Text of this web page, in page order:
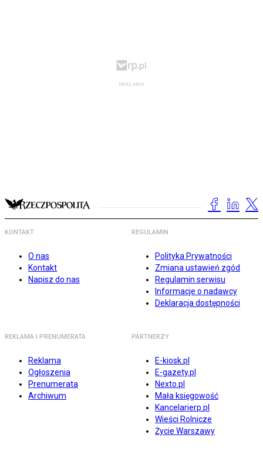
KONTAKT
O nas
Kontakt
Napisz do nas
REGULAMIN
Polityka Prywatności
Zmiana ustawień zgód
Regulamin serwisu
Informacje o nadawcy
Deklaracja dostępności
REKLAMA I PRENUMERATA
Reklama
Ogłoszenia
Prenumerata
Archiwum
PARTNERZY
E-kiosk.pl
E-gazety.pl
Nexto.pl
Mała księgowość
Kancelarierp.pl
Wieści Rolnicze
Życie Warszawy